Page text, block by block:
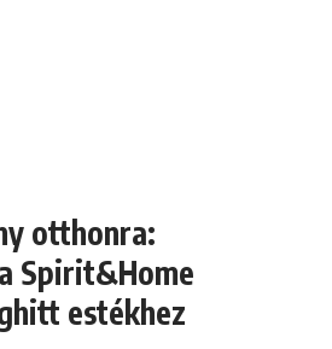
otthonra:
Spirit&Home
estékhez